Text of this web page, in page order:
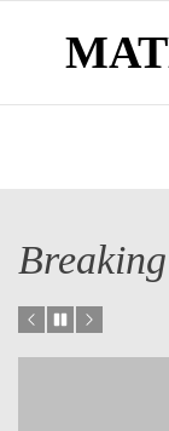
content